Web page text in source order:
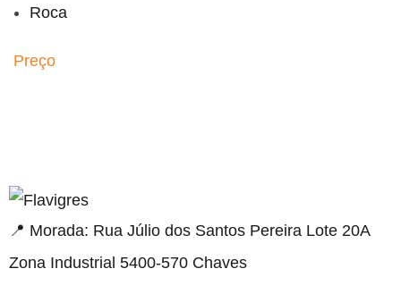
Roca
Preço
resmi adresi
📍 Morada: Rua Júlio dos Santos Pereira Lote 20A
Zona Industrial 5400-570 Chaves